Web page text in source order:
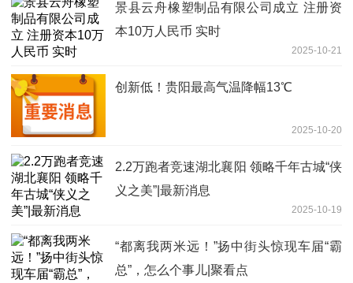
景县云舟橡塑制品有限公司成立 注册资
本10万人民币 实时
2025-10-21
创新低！贵阳最高气温降幅13℃
2025-10-20
2.2万跑者竞速湖北襄阳 领略千年古城“侠
义之美”|最新消息
2025-10-19
“都离我两米远！”扬中街头惊现车届“霸
总”，怎么个事儿|聚看点